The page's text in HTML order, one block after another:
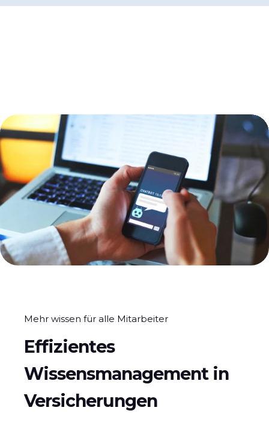
Mehr wissen für alle Mitarbeiter
Effizientes
Wissensmanagement in
Versicherungen